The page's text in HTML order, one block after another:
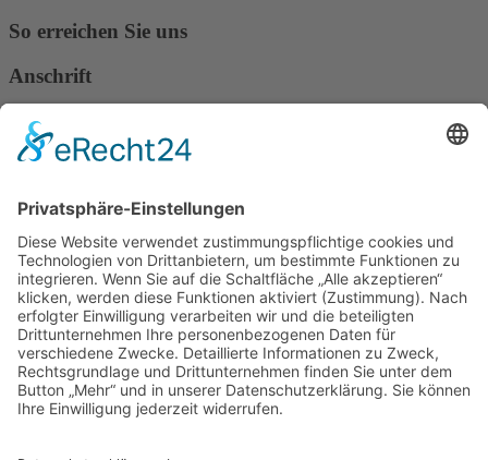
So erreichen Sie uns
Anschrift
Verband Deutscher Tierheilpraktiker e.V.
Verbandsverwaltung
Am Rosenbraken 12
E-Mail
Diese E-Mail-Adresse ist vor Spambots geschützt! Zur Anzeige
muss JavaScript eingeschaltet sein!
Diese E-Mail-Adresse ist vor Spambots geschützt! Zur Anzeige
muss JavaScript eingeschaltet sein!
Telefon Service-Team
Tel: 0261-1349 5200